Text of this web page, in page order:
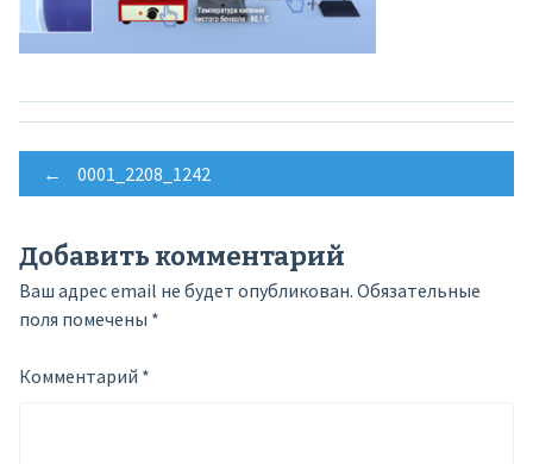
Post
navigation
← 0001_2208_1242
Добавить комментарий
Ваш адрес email не будет опубликован. Обязательные
поля помечены *
Комментарий *